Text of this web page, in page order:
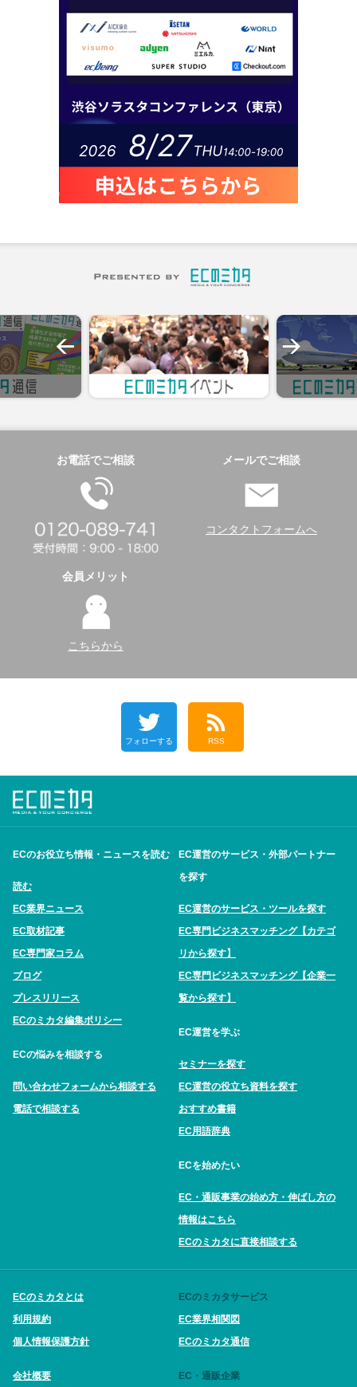
お電話でご相談 メールでご相談
コンタクトフォームへ
会員メリット
こちらから
フォローする RSS
ECのお役立ち情報・ニュースを読む
読む
EC業界ニュース
EC取材記事
EC専門家コラム
ブログ
プレスリリース
ECのミカタ編集ポリシー
ECの悩みを相談する
問い合わせフォームから相談する
電話で相談する
EC運営のサービス・外部パートナー
を探す
EC運営のサービス・ツールを探す
EC専門ビジネスマッチング【カテゴ
リから探す】
EC専門ビジネスマッチング【企業一
覧から探す】
EC運営を学ぶ
セミナーを探す
EC運営の役立ち資料を探す
おすすめ書籍
EC用語辞典
ECを始めたい
EC・通販事業の始め方・伸ばし方の
情報はこちら
ECのミカタに直接相談する
ECのミカタとは
利用規約
個人情報保護方針
会社概要
ECのミカタサービス
EC業界相関図
ECのミカタ通信
EC・通販企業